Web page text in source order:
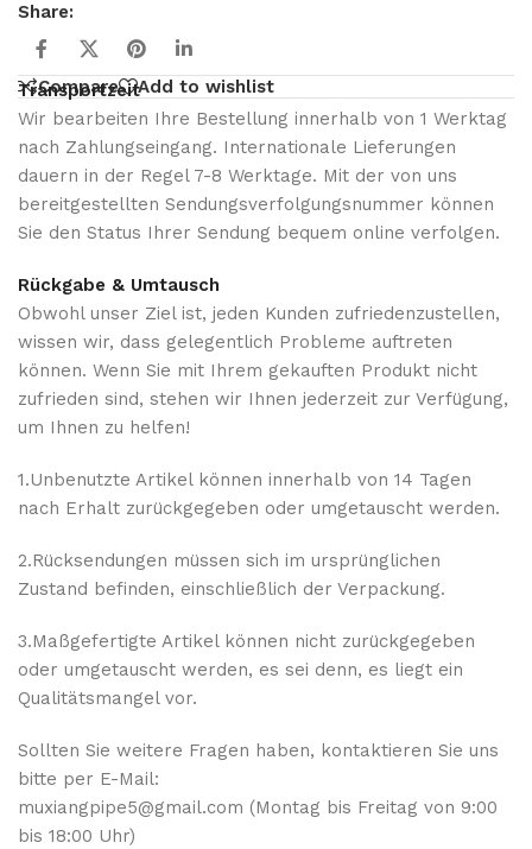
Share:
Compare Add to wishlist
Transportzeit
Wir bearbeiten Ihre Bestellung innerhalb von 1 Werktag
nach Zahlungseingang. Internationale Lieferungen
dauern in der Regel 7-8 Werktage. Mit der von uns
bereitgestellten Sendungsverfolgungsnummer können
Sie den Status Ihrer Sendung bequem online verfolgen.
Rückgabe & Umtausch
Obwohl unser Ziel ist, jeden Kunden zufriedenzustellen,
wissen wir, dass gelegentlich Probleme auftreten
können. Wenn Sie mit Ihrem gekauften Produkt nicht
zufrieden sind, stehen wir Ihnen jederzeit zur Verfügung,
um Ihnen zu helfen!
1.Unbenutzte Artikel können innerhalb von 14 Tagen
nach Erhalt zurückgegeben oder umgetauscht werden.
2.Rücksendungen müssen sich im ursprünglichen
Zustand befinden, einschließlich der Verpackung.
3.Maßgefertigte Artikel können nicht zurückgegeben
oder umgetauscht werden, es sei denn, es liegt ein
Qualitätsmangel vor.
Sollten Sie weitere Fragen haben, kontaktieren Sie uns
bitte per E-Mail:
muxiangpipe5@gmail.com (Montag bis Freitag von 9:00
bis 18:00 Uhr)